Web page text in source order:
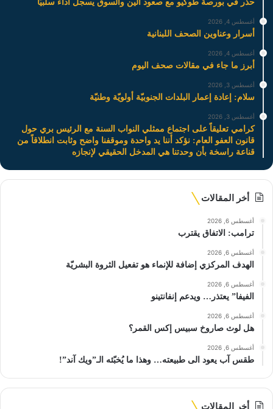
حذر في بورصة طوكيو مع صعود الين والسوق يسجل أداءً سلبيًا
أغسطس 4, 2026
أسرار وعناوين الصحف اللبنانية
أغسطس 4, 2026
أبرز ما جاء في مقالات صحف اليوم
أغسطس 3, 2026
سلام: إعادة إعمار البلدات الجنوبيّة أولويّة وطنيّة
أغسطس 3, 2026
كرامي تعليقاً على اجتماع ممثلي النواب السنة مع الرئيس بري حول
قانون العفو العام: نؤكد أننا يد واحدة وموقفنا واضح وثابت انطلاقاً من
قناعة راسخة بأن وحدتنا هي المدخل الحقيقي لإنجازه
أخر المقالات
أغسطس 6, 2026
ترامب: الاتفاق يقترب
أغسطس 6, 2026
الهدف المركزي إضافة للإنماء هو تفعيل الثروة البشريّة
أغسطس 6, 2026
الفيفا” يعتذر… ويدعم إنفانتينو
أغسطس 6, 2026
هل لوث صاروخ سبيس إكس القمر؟
أغسطس 6, 2026
طقس آب يعود الى طبيعته… وهذا ما يُخبّئه الـ”ويك آند”!
أخر المقالات